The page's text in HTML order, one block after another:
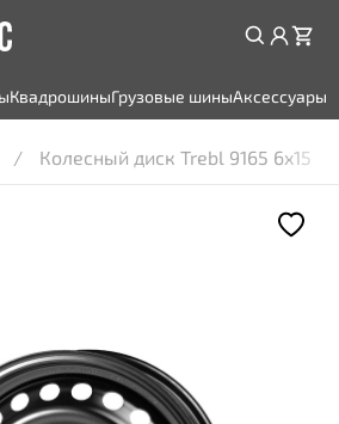
КвадрошиныГрузовые шиныАксессуары
Колесный диск Trebl 9165 6x15